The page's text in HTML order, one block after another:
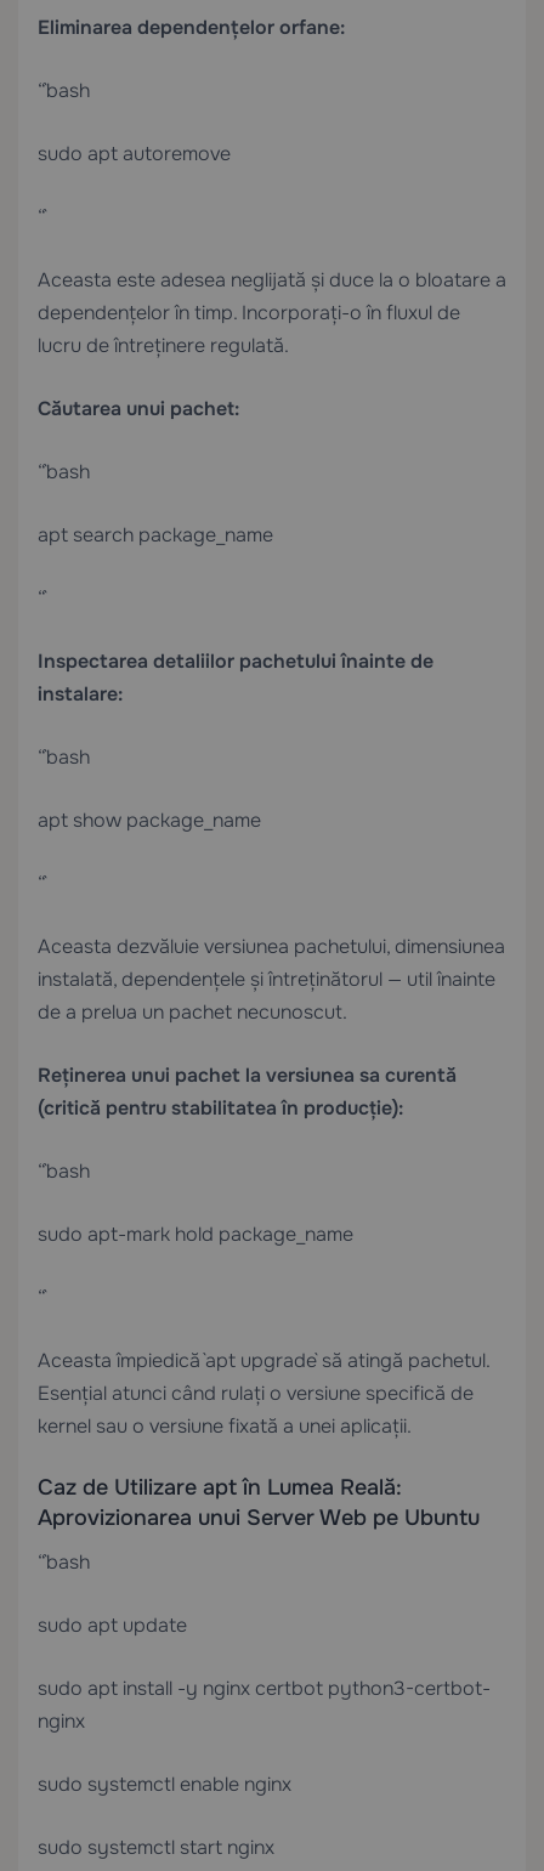
Eliminarea dependențelor orfane:
“`bash
sudo apt autoremove
“`
Aceasta este adesea neglijată și duce la o bloatare a
dependențelor în timp. Incorporați-o în fluxul de
lucru de întreținere regulată.
Căutarea unui pachet:
“`bash
apt search package_name
“`
Inspectarea detaliilor pachetului înainte de
instalare:
“`bash
apt show package_name
“`
Aceasta dezvăluie versiunea pachetului, dimensiunea
instalată, dependențele și întreținătorul — util înainte
de a prelua un pachet necunoscut.
Reținerea unui pachet la versiunea sa curentă
(critică pentru stabilitatea în producție):
“`bash
sudo apt-mark hold package_name
“`
Aceasta împiedică `apt upgrade` să atingă pachetul.
Esențial atunci când rulați o versiune specifică de
kernel sau o versiune fixată a unei aplicații.
Caz de Utilizare apt în Lumea Reală:
Aprovizionarea unui Server Web pe Ubuntu
“`bash
sudo apt update
sudo apt install -y nginx certbot python3-certbot-
nginx
sudo systemctl enable nginx
sudo systemctl start nginx